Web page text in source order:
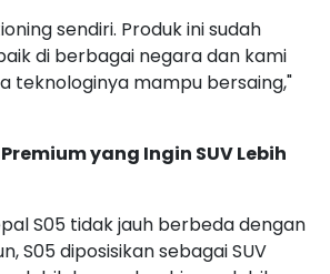
sendiri. Produk ini sudah
di berbagai negara dan kami
teknologinya mampu bersaing,"
yang Ingin SUV Lebih
S05 tidak jauh berbeda dengan
S05 diposisikan sebagai SUV